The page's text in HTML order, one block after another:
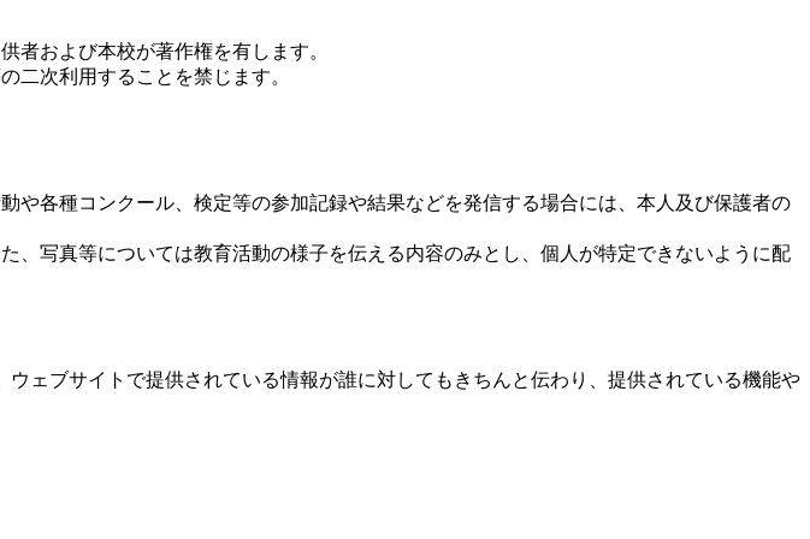
者および本校が著作権を有します。
二次利用することを禁じます。
各種コンクール、検定等の参加記録や結果などを発信する場合には、本人及び保護者の
、写真等については教育活動の様子を伝える内容のみとし、個人が特定できないように配
ェブサイトで提供されている情報が誰に対してもきちんと伝わり、提供されている機能や